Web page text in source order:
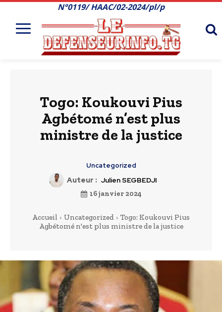
N°0119/ HAAC/02-2024/pl/p
Togo: Koukouvi Pius
Agbétomé n’est plus
ministre de la justice
Uncategorized
Auteur : Julien SEGBEDJI
16 janvier 2024
Accueil Uncategorized
Togo: Koukouvi Pius
Agbétomé n'est plus ministre de la justice